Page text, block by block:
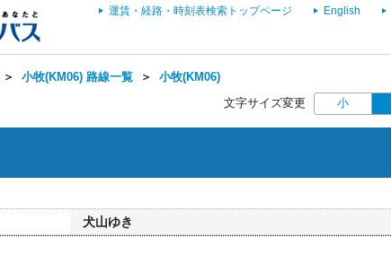
運賃・経路・時刻表検索トップページ English
＞ 小牧(KM06) 路線一覧 ＞ 小牧(KM06)
文字サイズ変更 小
犬山ゆき